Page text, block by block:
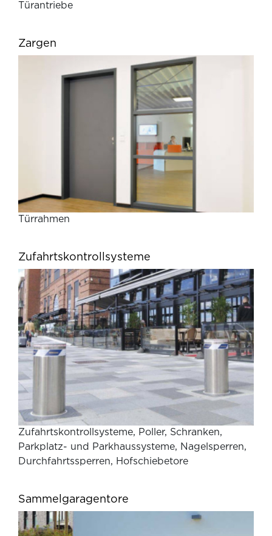
Türantriebe
Zargen
Türrahmen
Zufahrtskontrollsysteme
Zufahrtskontrollsysteme, Poller, Schranken,
Parkplatz- und Parkhaussysteme, Nagelsperren,
Durchfahrtssperren, Hofschiebetore
Sammelgaragentore